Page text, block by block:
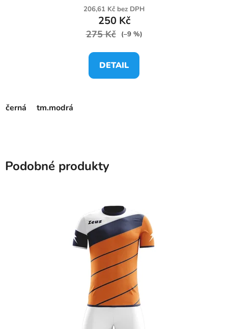
206,61 Kč bez DPH
250 Kč
275 Kč (–9 %)
DETAIL
černá tm.modrá
Podobné produkty